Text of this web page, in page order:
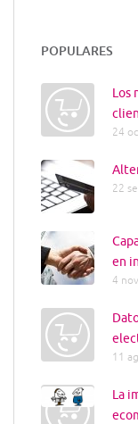
POPULARES
Los
24
22
en
4
11
La